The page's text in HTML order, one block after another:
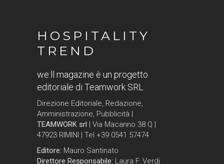
HOSPITALITY
TREND
we:ll magazine è un progetto
editoriale di Teamwork SRL
Direzione Editoriale, Redazione,
Amministrazione, Pubblicità |
TEAMWORK srl | Via Macanno 38 Q |
47923 RIMINI | Tel +39 0541 57474
Editore: Mauro Santinato
Direttore Responsabile: Laura F. Verdi